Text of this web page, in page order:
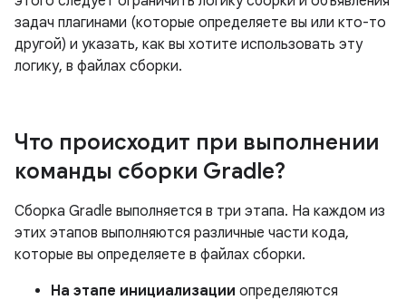
задач плагинами (которые определяете вы или кто-то
другой) и указать, как вы хотите использовать эту
логику, в файлах сборки.
Что происходит при выполнении
команды сборки Gradle?
Сборка Gradle выполняется в три этапа. На каждом из
этих этапов выполняются различные части кода,
которые вы определяете в файлах сборки.
На этапе инициализации определяются